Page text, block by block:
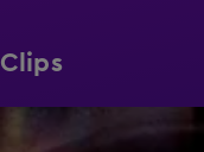
Clips